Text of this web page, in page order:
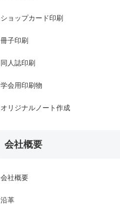
ショップカード印刷
冊子印刷
同人誌印刷
学会用印刷物
オリジナルノート作成
会社概要
会社概要
沿革